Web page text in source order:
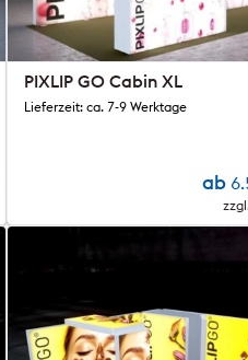
PIXLIP GO Cabin XL
ab
Lieferzeit: ca. 7-9 Werktage